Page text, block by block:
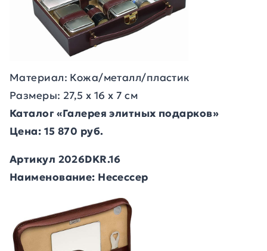
Материал: Кожа/металл/пластик
Размеры: 27,5 х 16 х 7 см
Каталог «Галерея элитных подарков»
Цена: 15 870 руб.
Артикул 2026DKR.16
Наименование: Несессер